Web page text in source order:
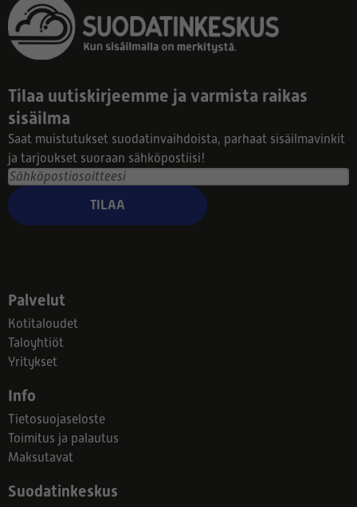
Tilaa uutiskirjeemme ja varmista raikas
sisäilma
Saat muistutukset suodatinvaihdoista, parhaat sisäilmavinkit
ja tarjoukset suoraan sähköpostiisi!
TILAA
Palvelut
Kotitaloudet
Taloyhtiöt
Yritykset
Info
Tietosuojaseloste
Toimitus ja palautus
Maksutavat
Suodatinkeskus